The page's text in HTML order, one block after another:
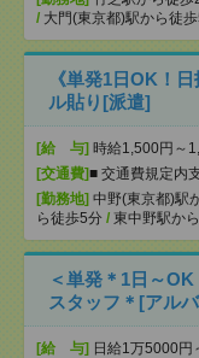
/ 大門(東京都)駅から徒
《単発1日OK！
ル貼り[派遣]
[給 与] 時給1,500円～
[交通費]■ 交通費規定内
[勤務地] 中野(東京都)駅
ら徒歩5分 / 東中野駅か
＜単発＊1日～
スタッフ＊[アル
[給 与] 日給1万5000